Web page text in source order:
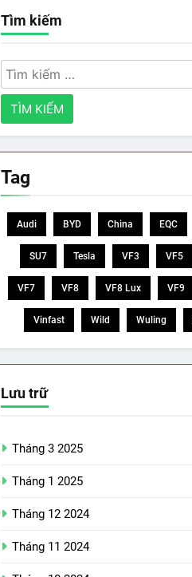
Tìm kiếm
Tìm
kiếm
cho:
Tag
Audi BYD China EQC
SU7 Tesla VF3 VF5
VF7 VF8 VF8 Lux VF9
Vinfast Wild Wuling
Lưu trữ
Tháng 3 2025
Tháng 1 2025
Tháng 12 2024
Tháng 11 2024